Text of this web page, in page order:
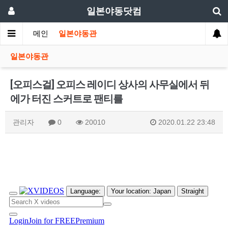
일본야동닷컴
메인 일본야동관
일본야동관
[오피스걸] 오피스 레이디 상사의 사무실에서 뒤
에가 터진 스커트로 팬티를
관리자 0 20010 2020.01.22 23:48